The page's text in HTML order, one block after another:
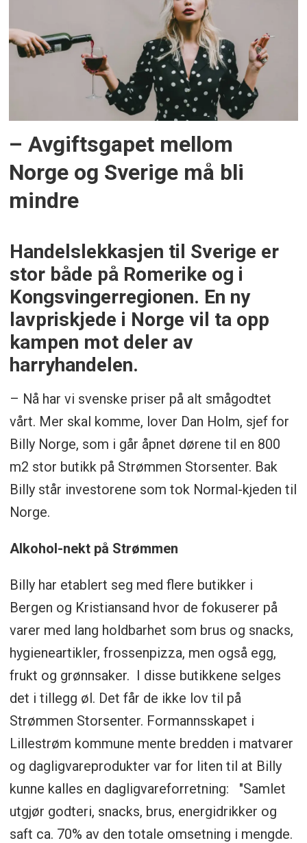
– Avgiftsgapet mellom
Norge og Sverige må bli
mindre
Handelslekkasjen til Sverige er
stor både på Romerike og i
Kongsvingerregionen. En ny
lavpriskjede i Norge vil ta opp
kampen mot deler av
harryhandelen.
– Nå har vi svenske priser på alt smågodtet
vårt. Mer skal komme, lover Dan Holm, sjef for
Billy Norge, som i går åpnet dørene til en 800
m2 stor butikk på Strømmen Storsenter. Bak
Billy står investorene som tok Normal-kjeden til
Norge.
Alkohol-nekt på Strømmen
Billy har etablert seg med flere butikker i
Bergen og Kristiansand hvor de fokuserer på
varer med lang holdbarhet som brus og snacks,
hygieneartikler, frossenpizza, men også egg,
frukt og grønnsaker. I disse butikkene selges
det i tillegg øl. Det får de ikke lov til på
Strømmen Storsenter. Formannsskapet i
Lillestrøm kommune mente bredden i matvarer
og dagligvareprodukter var for liten til at Billy
kunne kalles en dagligvareforretning: "Samlet
utgjør godteri, snacks, brus, energidrikker og
saft ca. 70% av den totale omsetning i mengde.